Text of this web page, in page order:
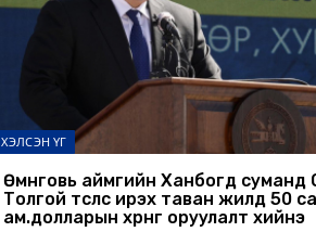
ХЭЛСЭН ҮГ
Өмнөговь аймгийн Ханбогд суманд
Толгой төслөөс ирэх таван жилд 50
ам.долларын хөрөнгө оруулалт хийнэ